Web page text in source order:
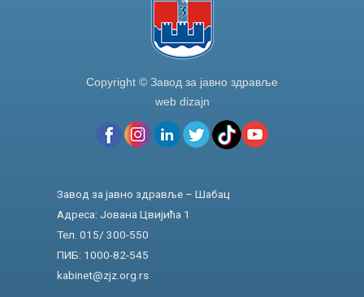
Copyright © Завод за јавно здравље
web dizajn
Завод за јавно здравље – Шабац
Адреса: Јована Цвијића 1
Тел. 015/ 300-550
ПИБ: 1000-82-545
kabinet@zjz.org.rs